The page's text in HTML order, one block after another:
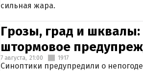
сильная жара.
Грозы, град и
штормовое
7 августа, 21:00 1917
Синоптики предупредили о